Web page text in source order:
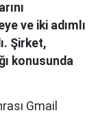
ve iki adımlı
Şirket,
konusunda
Gmail